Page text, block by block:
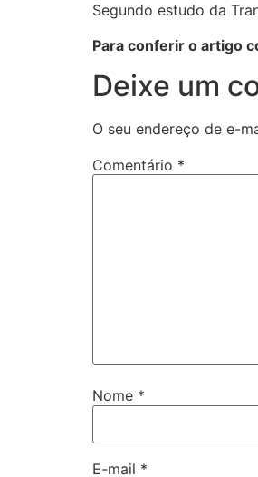
Segundo estudo da
Para conferir o artigo
Deixe um
O seu endereço de e-
Comentário *
Nome *
E-mail *